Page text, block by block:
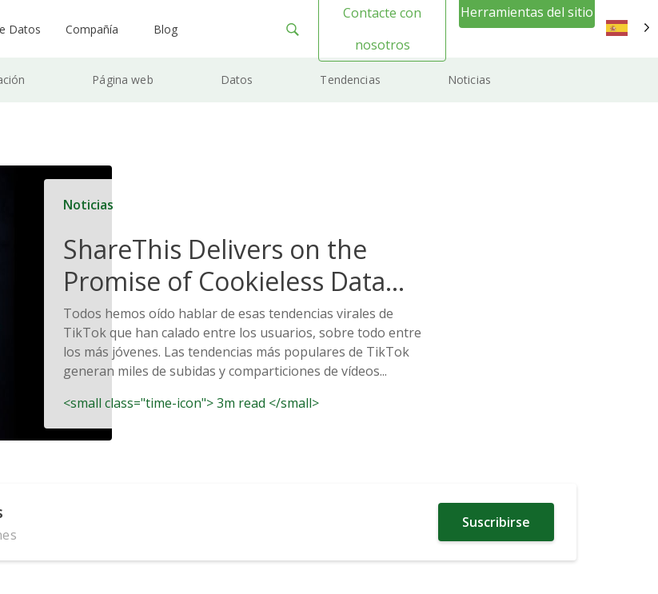
Datos Compañía Blog
Contacte con
nosotros
Herramientas del sitio
Página web Datos Tendencias Noticias
Noticias
ShareThis Delivers on the
Promise of Cookieless Data
Solutions
Todos hemos oído hablar de esas tendencias virales de
TikTok que han calado entre los usuarios, sobre todo entre
los más jóvenes. Las tendencias más populares de TikTok
generan miles de subidas y comparticiones de vídeos...
<small class="time-icon"> 3m read </small>
Suscribirse